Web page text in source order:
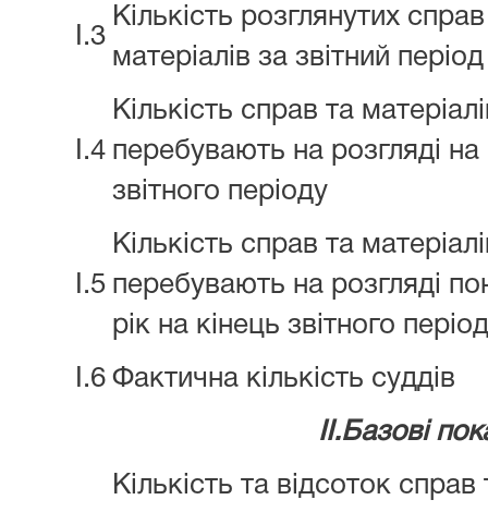
I.3
Кількість розглянутих
матеріалів за звітний період
I.4
Кількість справ та
перебувають на розгляді на
звітного періоду
I.5
Кількість справ та
перебувають на розгляді
рік на кінець звітного
I.6 Фактична кількість суддів
II.Базові
Кількість та відсоток справ